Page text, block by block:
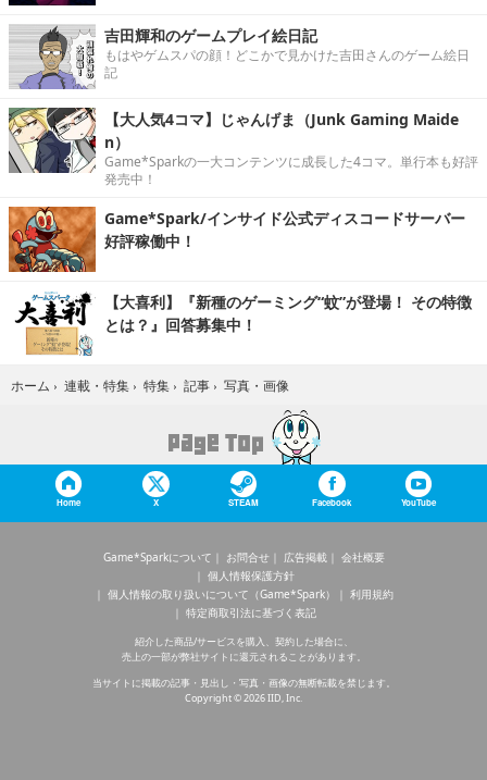
吉田輝和のゲームプレイ絵日記
もはやゲムスパの顔！どこかで見かけた吉田さんのゲーム絵日
記
【大人気4コマ】じゃんげま（Junk Gaming Maide
n）
Game*Sparkの一大コンテンツに成長した4コマ。単行本も好評
発売中！
Game*Spark/インサイド公式ディスコードサーバー
好評稼働中！
【大喜利】『新種のゲーミング“蚊”が登場！ その特徴
とは？』回答募集中！
ホーム › 連載・特集 › 特集 › 記事 › 写真・画像
Home X STEAM Facebook YouTube
Game*Sparkについて お問合せ 広告掲載
会社概要
個人情報保護方針
個人情報の取り扱いについて（Game*Spark）
利用規約
特定商取引法に基づく表記
紹介した商品/サービスを購入、契約した場合に、
売上の一部が弊社サイトに還元されることがあります。
当サイトに掲載の記事・見出し・写真・画像の無断転載を禁じます。
Copyright © 2026 IID, Inc.